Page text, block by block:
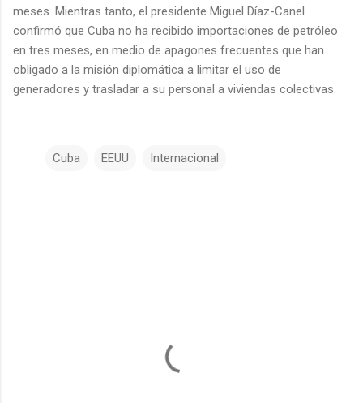
meses. Mientras tanto, el presidente Miguel Díaz-Canel
confirmó que Cuba no ha recibido importaciones de petróleo
en tres meses, en medio de apagones frecuentes que han
obligado a la misión diplomática a limitar el uso de
generadores y trasladar a su personal a viviendas colectivas.
Cuba EEUU Internacional